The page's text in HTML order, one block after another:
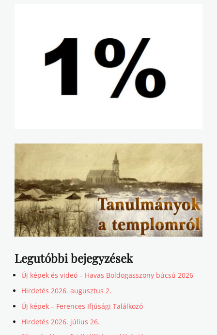
Legutóbbi bejegyzések
Új képek és videó – Havas Boldogasszony búcsú 2026
Hirdetés 2026. augusztus 2.
Új képek – Ferences Ifjúsági Találkozó
Hirdetés 2026. július 26.